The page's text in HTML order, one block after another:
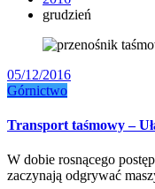
grudzień
05/12/2016
Górnictwo
Transport taśmowy –
W dobie rosnącego
zaczynają odgrywać